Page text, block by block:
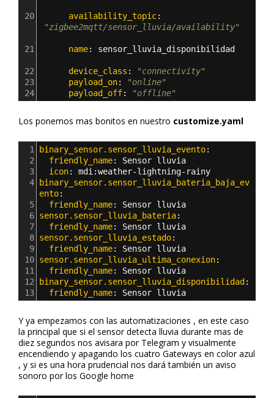
20 availability_topic:
"zigbee2mqtt/sensor_lluvia/availability"
21 name: sensor_lluvia_disponibilidad
22 device_class :
"connectivity"
23
payload_on:
"online"
24
payload_off: "offline"
Los ponemos mas bonitos en nuestro customize.yaml
1 binary_sensor.sensor_lluvia_evento:
2
  friendly_name
: Sensor lluvia
3
  icon
: mdi :weather-lightning-rainy
4
binary_sensor.sensor_lluvia_bateria_baja_ev
ento:
5
  friendly_name
: Sensor lluvia
6 sensor.sensor_lluvia_bateria:
7
  friendly_name
: Sensor lluvia
8 sensor.sensor_lluvia_estado:
9
  friendly_name
: Sensor lluvia
10 sensor.sensor_lluvia_ultima_conexion:
11
  friendly_name
: Sensor lluvia
12
binary_sensor.sensor_lluvia_disponibilidad
13
  friendly_name
: Sensor lluvia
Y ya empezamos con las automatizaciones , en este caso
la principal que si el sensor detecta lluvia durante mas de
diez segundos nos avisara por Telegram y visualmente
encendiendo y apagando los cuatro Gateways en color azul
, y si es una hora prudencial nos dará también un aviso
sonoro por los Google home